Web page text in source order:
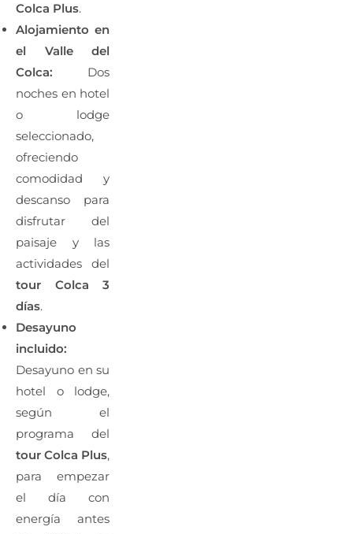
Colca Plus.
Alojamiento en
el Valle del
Colca: Dos
noches en hotel
o lodge
seleccionado,
ofreciendo
comodidad y
descanso para
disfrutar del
paisaje y las
actividades del
tour Colca 3
días.
Desayuno
incluido:
Desayuno en su
hotel o lodge,
según el
programa del
tour Colca Plus,
para empezar
el día con
energía antes